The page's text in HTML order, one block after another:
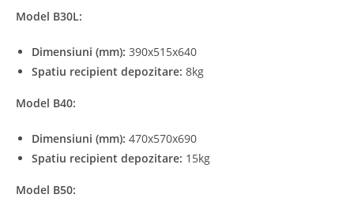
Model B30L:
Dimensiuni (mm): 390x515x640
Spatiu recipient depozitare: 8kg
Model B40:
Dimensiuni (mm): 470x570x690
Spatiu recipient depozitare: 15kg
Model B50: